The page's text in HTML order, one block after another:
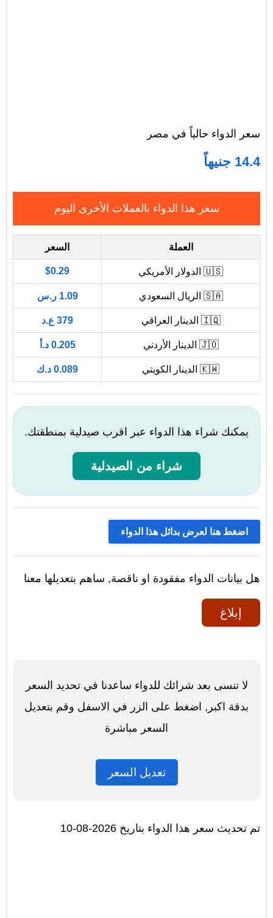
سعر الدواء حالياً في مصر
14.4 جنيهاً
سعر هذا الدواء بالعملات الأخرى اليوم
العملة السعر
🇺🇸 الدولار الأمريكي $0.29
🇸🇦 الريال السعودي 1.09 ر.س
🇮🇶 الدينار العراقي 379 ع.د
🇯🇴 الدينار الأردني 0.205 د.أ
🇰🇼 الدينار الكويتي 0.089 د.ك
يمكنك شراء هذا الدواء عبر اقرب صيدلية بمنطقتك.
شراء من الصيدلية
اضغط هنا لعرض بدائل هذا الدواء
هل بيانات الدواء مفقودة او ناقصة, ساهم بتعديلها معنا
إبلاغ
لا تنسى بعد شرائك للدواء ساعدنا في تحديد السعر
بدقة اكبر, اضغط على الزر في الاسفل وقم بتعديل
السعر مباشرة
تعديل السعر
تم تحديث سعر هذا الدواء بتاريخ 2026-08-10